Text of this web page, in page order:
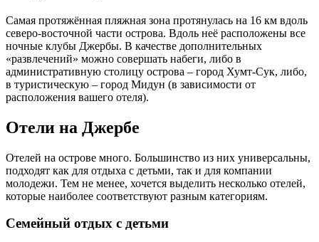
Самая протяжённая пляжная зона протянулась на 16 км вдоль
северо-восточной части острова. Вдоль неё расположены все
ночные клубы Джербы. В качестве дополнительных
«развлечений» можно совершать набеги, либо в
административную столицу острова – город Хумт-Сук, либо,
в туристическую – город Мидун (в зависимости от
расположения вашего отеля).
Отели на Джербе
Отелей на острове много. Большинство из них универсальны,
подходят как для отдыха с детьми, так и для компании
молодежи. Тем не менее, хочется выделить несколько отелей,
которые наиболее соответствуют разным категориям.
Семейный отдых с детьми